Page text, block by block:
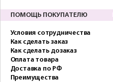
ПОМОЩЬ ПОКУПАТЕЛЮ
Условия сотрудничества
Как сделать заказ
Как сделать дозаказ
Оплата товара
Доставка по РФ
Преимущества